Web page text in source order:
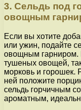
3. Сельдь под
овощным
Если вы хотите
или ужин, подайте
овощным гарниром.
тушеных овощей,
морковь и горошек.
ней положите
сельдь горчичным
ароматным,